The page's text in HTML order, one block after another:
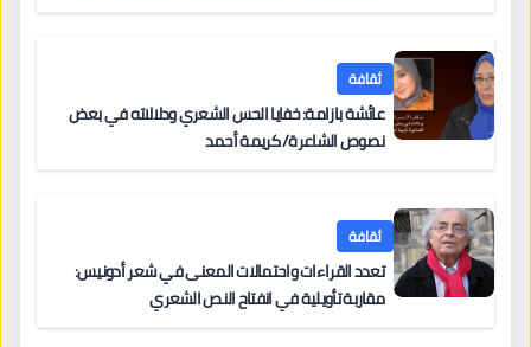
ثقافة
عائشة بازامة: خفايا الحس الشعري ودلالاته في بعض
نصوص الشاعرة/ كريمة أحمد
ثقافة
تعدد القراءات واحتمالات المعنى في شعر أدونيس:
مقاربة تأويلية في انفتاح النص الشعري